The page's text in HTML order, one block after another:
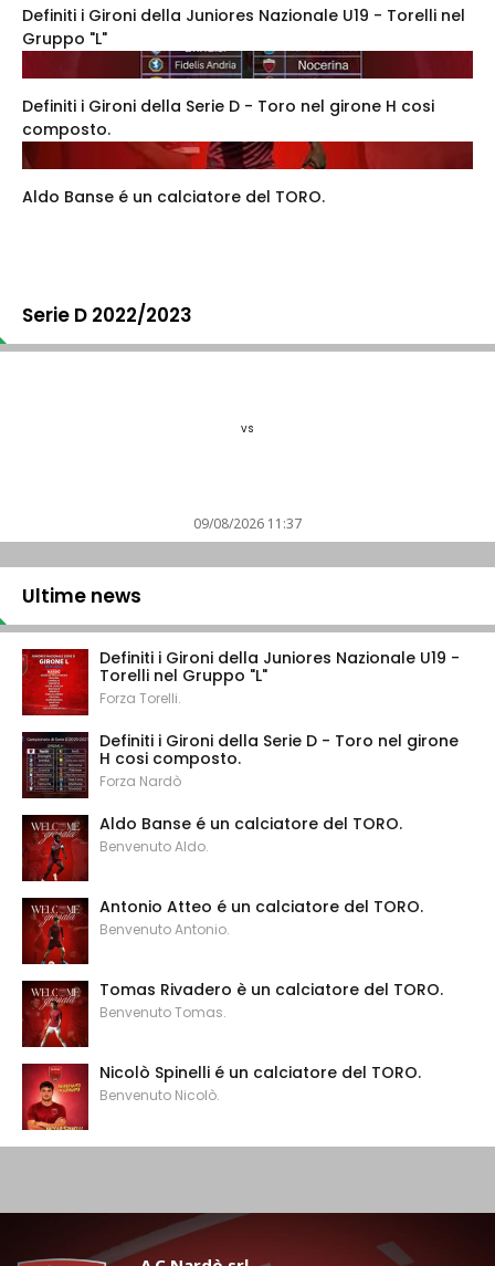
Definiti i Gironi della Juniores Nazionale U19 - Torelli nel
Gruppo "L"
Definiti i Gironi della Serie D - Toro nel girone H cosi
composto.
Aldo Banse é un calciatore del TORO.
Serie D 2022/2023
vs
09/08/2026 11:37
Ultime news
Definiti i Gironi della Juniores Nazionale U19 -
Torelli nel Gruppo "L"
Forza Torelli.
Definiti i Gironi della Serie D - Toro nel girone
H cosi composto.
Forza Nardò
Aldo Banse é un calciatore del TORO.
Benvenuto Aldo.
Antonio Atteo é un calciatore del TORO.
Benvenuto Antonio.
Tomas Rivadero è un calciatore del TORO.
Benvenuto Tomas.
Nicolò Spinelli é un calciatore del TORO.
Benvenuto Nicolò.